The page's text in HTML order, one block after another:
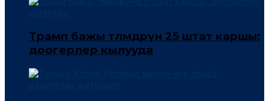
Трамп бажы төлөмдөрүнө 25 штат каршы:
доогерлер кылууда